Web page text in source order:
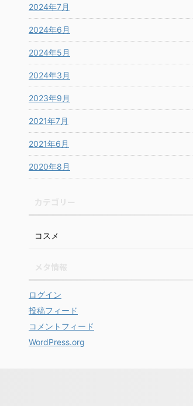
2024年7月
2024年6月
2024年5月
2024年3月
2023年9月
2021年7月
2021年6月
2020年8月
コスメ
ログイン
投稿フィード
コメントフィード
WordPress.org